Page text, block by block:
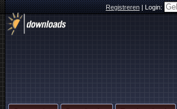
Registreren|Login: